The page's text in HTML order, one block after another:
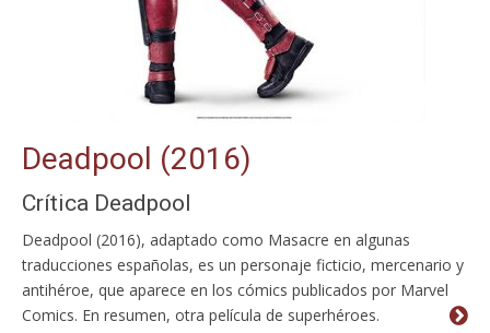
Deadpool (2016)
Crítica Deadpool
Deadpool (2016), adaptado como Masacre en algunas
traducciones españolas, es un personaje ficticio, mercenario y
antihéroe, que aparece en los cómics publicados por Marvel
Comics. En resumen, otra película de superhéroes.